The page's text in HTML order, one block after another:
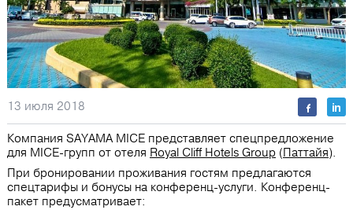
13 июля 2018
Компания SAYAMA MICE представляет спецпредложение
для MICE-групп от отеля Royal Cliff Hotels Group (Паттайя).
При бронировании проживания гостям предлагаются
спецтарифы и бонусы на конференц-услуги. Конференц-
пакет предусматривает: